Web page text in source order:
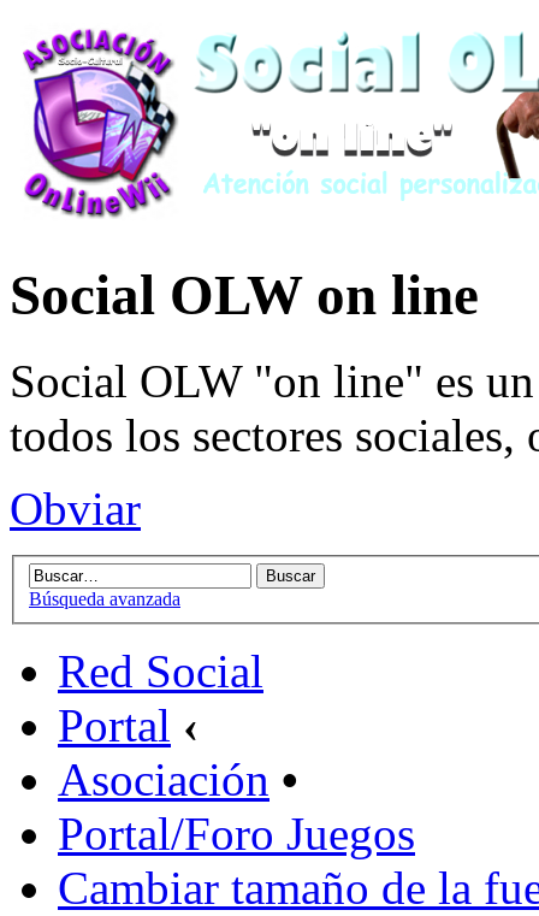
Social OLW on line
Social OLW "on line" es
todos los sectores sociales,
Obviar
Búsqueda avanzada
Red Social
Portal ‹
Asociación •
Portal/Foro Juegos
Cambiar tamaño de la